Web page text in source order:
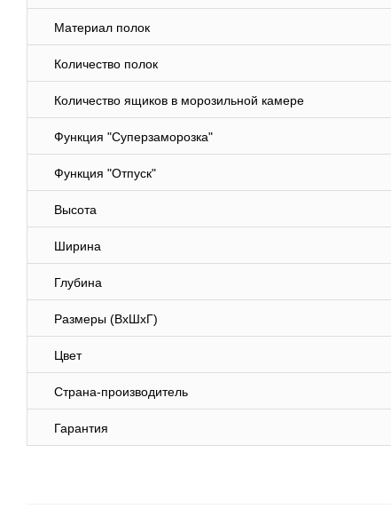
Материал полок
Количество полок
Количество ящиков в морозильной камере
Функция "Суперзаморозка"
Функция "Отпуск"
Высота
Ширина
Глубина
Размеры (ВхШхГ)
Цвет
Страна-производитель
Гарантия